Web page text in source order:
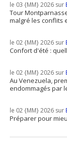
le 03 {MM} 2026 sur
Tour
malgré les conflits
le 02 {MM} 2026 sur
Confort d'été :
le 02 {MM} 2026 sur
Au Venezuela,
endommagés par
le 02 {MM} 2026 sur
Préparer pour